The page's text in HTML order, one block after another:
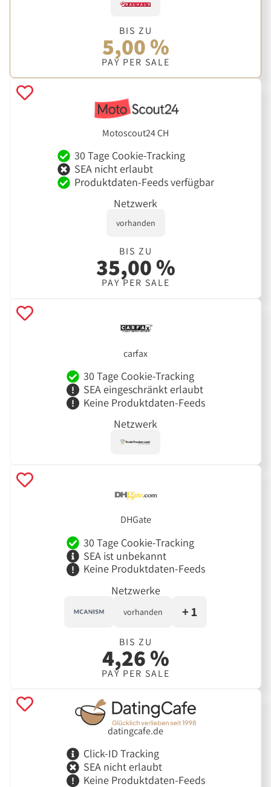
BIS ZU
5,00 %
PAY PER SALE
Motoscout24 CH
30 Tage Cookie-Tracking
SEA nicht erlaubt
Produktdaten-Feeds verfügbar
Netzwerk
vorhanden
BIS ZU
35,00 %
PAY PER SALE
carfax
30 Tage Cookie-Tracking
SEA eingeschränkt erlaubt
Keine Produktdaten-Feeds
Netzwerk
DHGate
30 Tage Cookie-Tracking
SEA ist unbekannt
Keine Produktdaten-Feeds
Netzwerke
vorhanden + 1
BIS ZU
4,26 %
PAY PER SALE
datingcafe.de
Click-ID Tracking
SEA nicht erlaubt
Keine Produktdaten-Feeds